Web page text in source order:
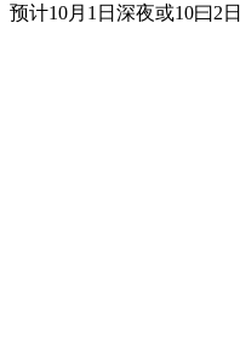
预计10月1日深夜或10曰2